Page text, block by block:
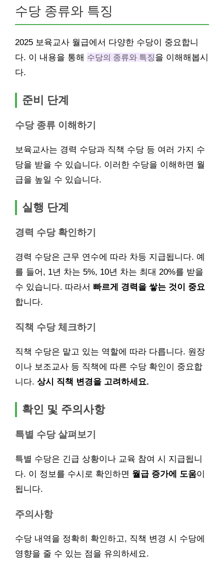
수당 종류와 특징
2025 보육교사 월급에서 다양한 수당이 중요합니
다. 이 내용을 통해 수당의 종류와 특징을 이해해봅시
다.
준비 단계
수당 종류 이해하기
보육교사는 경력 수당과 직책 수당 등 여러 가지 수
당을 받을 수 있습니다. 이러한 수당을 이해하면 월
급을 높일 수 있습니다.
실행 단계
경력 수당 확인하기
경력 수당은 근무 연수에 따라 차등 지급됩니다. 예
를 들어, 1년 차는 5%, 10년 차는 최대 20%를 받을
수 있습니다. 따라서 빠르게 경력을 쌓는 것이 중요
합니다.
직책 수당 체크하기
직책 수당은 맡고 있는 역할에 따라 다릅니다. 원장
이나 보조교사 등 직책에 따른 수당 확인이 중요합
니다. 상시 직책 변경을 고려하세요.
확인 및 주의사항
특별 수당 살펴보기
특별 수당은 긴급 상황이나 교육 참여 시 지급됩니
다. 이 정보를 수시로 확인하면 월급 증가에 도움이
됩니다.
주의사항
수당 내역을 정확히 확인하고, 직책 변경 시 수당에
영향을 줄 수 있는 점을 유의하세요.